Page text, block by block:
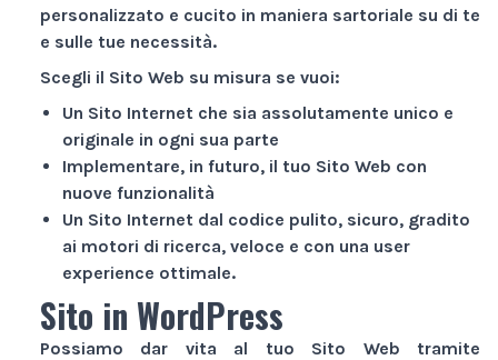
personalizzato e cucito in maniera sartoriale su di te
e sulle tue necessità.
Scegli il Sito Web su misura se vuoi:
Un Sito Internet che sia assolutamente unico e
originale in ogni sua parte
Implementare, in futuro, il tuo Sito Web con
nuove funzionalità
Un Sito Internet dal codice pulito, sicuro, gradito
ai motori di ricerca, veloce e con una user
experience ottimale.
Sito in WordPress
Possiamo dar vita al tuo Sito Web tramite